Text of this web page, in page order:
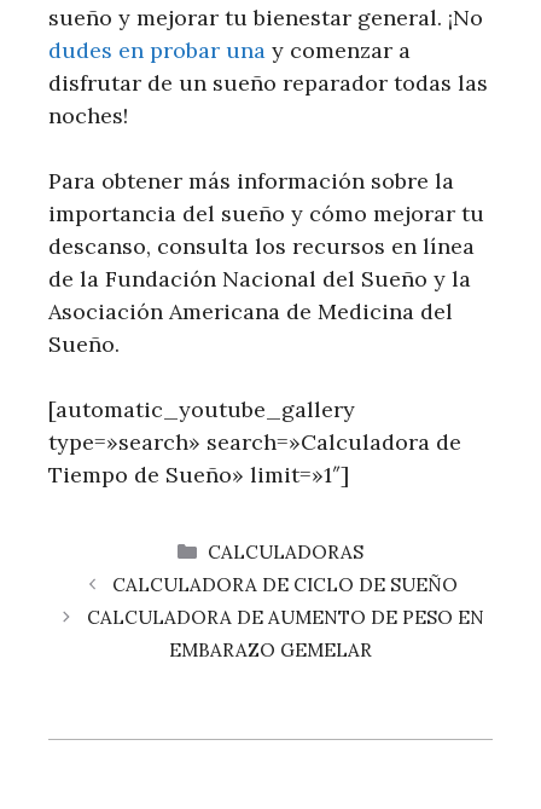
sueño y mejorar tu bienestar general. ¡No
dudes en probar una y comenzar a
disfrutar de un sueño reparador todas las
noches!
Para obtener más información sobre la
importancia del sueño y cómo mejorar tu
descanso, consulta los recursos en línea
de la Fundación Nacional del Sueño y la
Asociación Americana de Medicina del
Sueño.
[automatic_youtube_gallery
type=»search» search=»Calculadora de
Tiempo de Sueño» limit=»1″]
CATEGORÍAS
CALCULADORAS
CALCULADORA DE CICLO DE SUEÑO
CALCULADORA DE AUMENTO DE PESO EN
EMBARAZO GEMELAR